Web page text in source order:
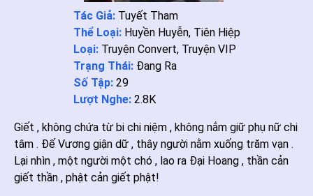
Tác Giả: Tuyết Tham
Thể Loại: Huyền Huyễn, Tiên Hiệp
Loại: Truyện Convert, Truyện VIP
Trạng Thái: Đang Ra
Số Tập: 29
Lượt Nghe: 2.8K
Giết , không chứa từ bi chi niệm , không nắm giữ phụ nữ chi
tâm . Đế Vương giận dữ , thây người nằm xuống trăm vạn .
Lại nhìn , một người một chó , lao ra Đại Hoang , thần cản
giết thần , phật cản giết phật!